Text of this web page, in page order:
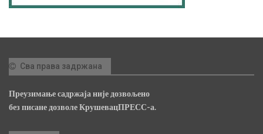
Сва права задржана
Преузимање садржаја није дозвољено
без писане дозволе КрушевацПРЕСС-а.